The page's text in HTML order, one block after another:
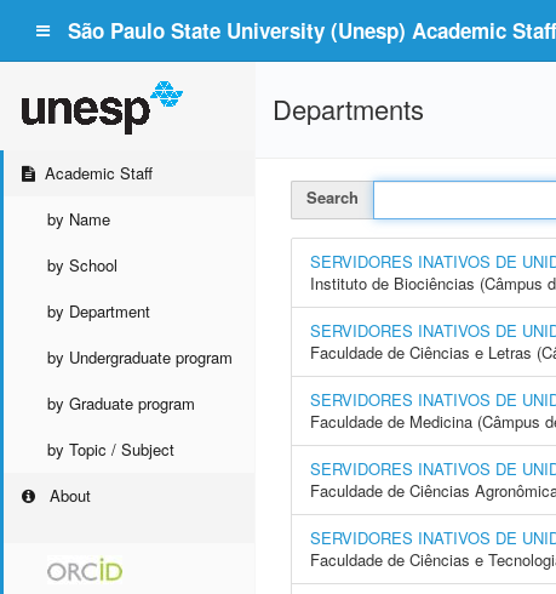
São Paulo State University (Unesp) Academic
Academic Staff
by Name
by School
by Department
by Undergraduate program
by Graduate program
by Topic / Subject
About
Departments
Search
SERVIDORES INATIVOS DE
Instituto de Biociências (Câmpus
SERVIDORES INATIVOS DE
Faculdade de Ciências e Letras
SERVIDORES INATIVOS DE
Faculdade de Medicina (Câmpus
SERVIDORES INATIVOS DE
Faculdade de Ciências
SERVIDORES INATIVOS DE
Faculdade de Ciências e